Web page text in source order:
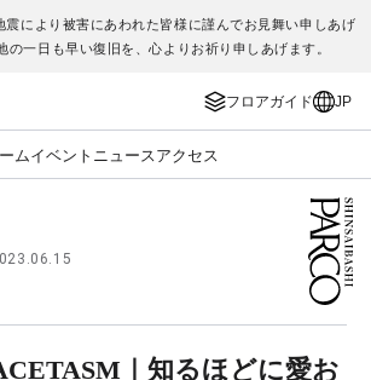
震により被害にあわれた皆様に謹んでお見舞い申しあげ
の一日も早い復旧を、心よりお祈り申しあげます。
フロアガイド JP
ムイベント ニュース アクセス
セス
フェ
｜知るほどに愛お